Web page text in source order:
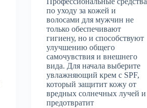
по уходу за кожей и
волосами для мужчин не
только обеспечивают
гигиену, но и способствуют
улучшению общего
самочувствия и внешнего
вида. Для начала выберите
увлажняющий крем с SPF,
который защитит кожу от
вредных солнечных лучей и
предотвратит